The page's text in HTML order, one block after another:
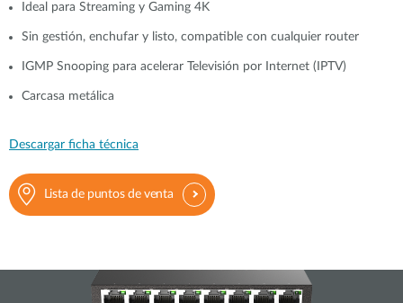
Ideal para Streaming y Gaming 4K
Sin gestión, enchufar y listo, compatible con cualquier router
IGMP Snooping para acelerar Televisión por Internet (IPTV)
Carcasa metálica
Descargar ficha técnica
Lista de puntos de venta